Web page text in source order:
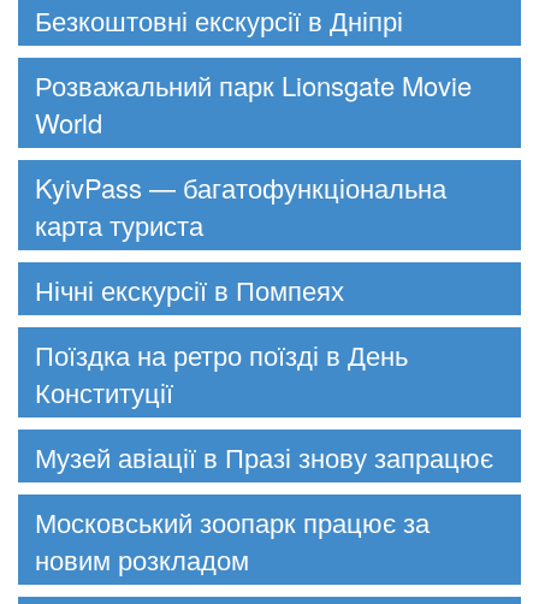
Безкоштовні екскурсії в Дніпрі
Розважальний парк Lionsgate Movie
World
KyivPass — багатофункціональна
карта туриста
Нічні екскурсії в Помпеях
Поїздка на ретро поїзді в День
Конституції
Музей авіації в Празі знову запрацює
Московський зоопарк працює за
новим розкладом